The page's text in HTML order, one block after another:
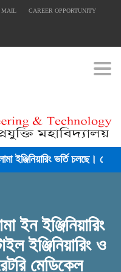
MAIL CAREER OPPORTUNITY
ইঞ্জিনিয়ারিং ভর্তি চলছে।
ইন ইঞ্জিনিয়ারিং
ইঞ্জিনিয়ারিং ও
মেডিকেল